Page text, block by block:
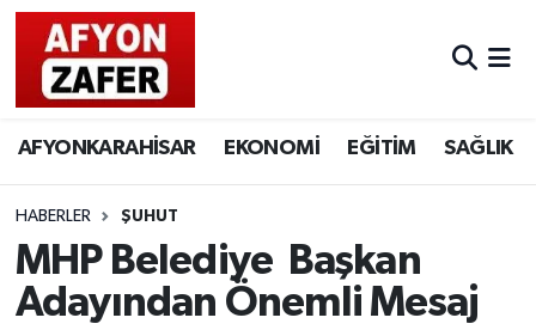
AFYONKARAHİSAR EKONOMİ EĞİTİM SAĞLIK
HABERLER ŞUHUT
MHP Belediye Başkan
Adayından Önemli Mesaj